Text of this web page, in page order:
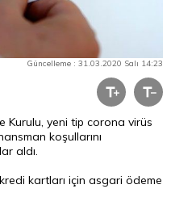
Güncelleme : 31.03.2020 Salı 14:23
Kurulu, yeni tip corona virüs
koşullarını
aldı.
kartları için asgari ödeme